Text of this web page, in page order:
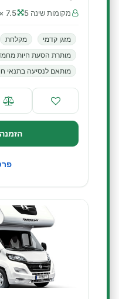
מקומות שינה 5 7.5 × 2.27 m
מזגן קדמי מקלחת
מותרת הסעת חיות
מותאם לנסיעה בתנאי